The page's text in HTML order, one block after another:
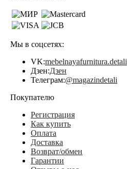
Мы в соцсетях:
VK:mebelnayafurnitura.detali
Дзен:Дзен
Телеграм:@magazindetali
Покупателю
Регистрация
Как купить
Оплата
Доставка
Возврат/обмен
Гарантии